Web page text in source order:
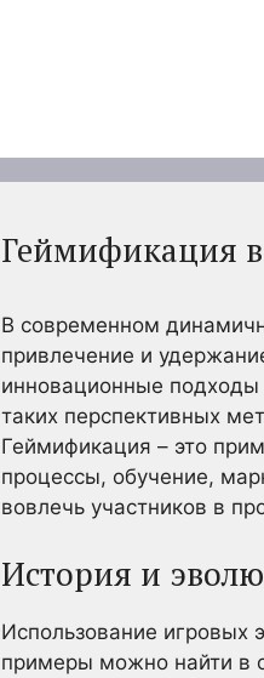
Геймификация
В современном
привлечение и
инновационные
таких перспективных
Геймификация – это
процессы, обучение,
вовлечь участников в
История и
Использование
примеры можно найти в